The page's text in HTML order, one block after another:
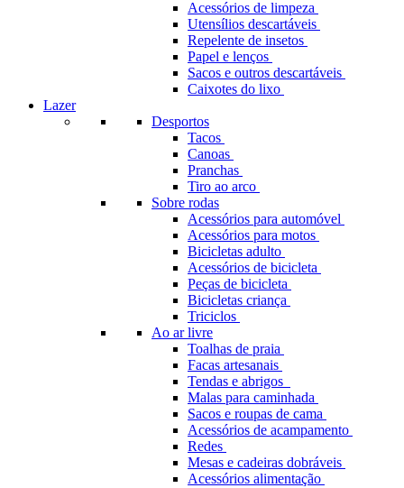
Acessórios de limpeza
Utensílios descartáveis
Repelente de insetos
Papel e lenços
Sacos e outros descartáveis
Caixotes do lixo
Lazer
Desportos
Tacos
Canoas
Pranchas
Tiro ao arco
Sobre rodas
Acessórios para automóvel
Acessórios para motos
Bicicletas adulto
Acessórios de bicicleta
Peças de bicicleta
Bicicletas criança
Triciclos
Ao ar livre
Toalhas de praia
Facas artesanais
Tendas e abrigos
Malas para caminhada
Sacos e roupas de cama
Acessórios de acampamento
Redes
Mesas e cadeiras dobráveis
Acessórios alimentação